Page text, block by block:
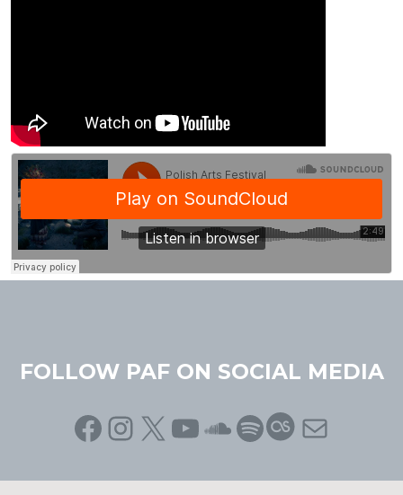
FOLLOW PAF ON SOCIAL MEDIA
Facebook
Instagram
X YouTube
SoundCloud
Spotify
Last.fm
Mail